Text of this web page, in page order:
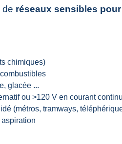
de réseaux sensibles
chimiques)
glacée ...
ou >120 V en courant
(métros, tramways,